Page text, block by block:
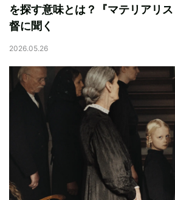
を探す意味とは？『マテリアリ
督に聞く
2026.05.26